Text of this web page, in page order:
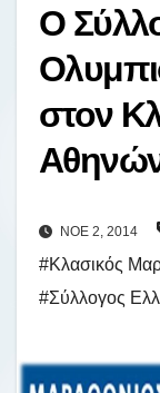
Ο
στον
ΝΟΈ 2, 2014
#Κλασικός
#Σύλλογος